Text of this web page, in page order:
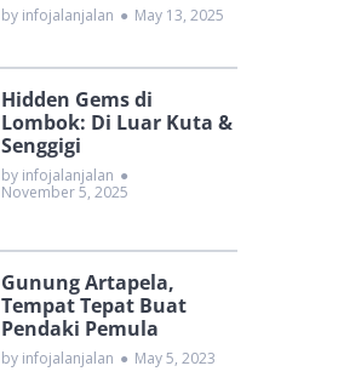
by infojalanjalan ● May 13, 2025
Hidden Gems di
Lombok: Di Luar Kuta &
Senggigi
by infojalanjalan ●
November 5, 2025
Gunung Artapela,
Tempat Tepat Buat
Pendaki Pemula
by infojalanjalan ● May 5, 2023